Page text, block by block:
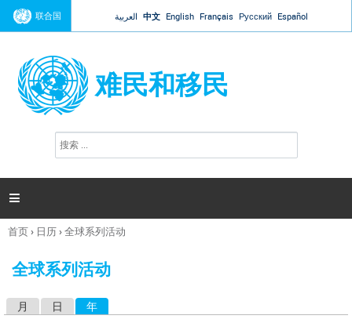
Jump to navigation
联合国 العربية 中文 English Français Русский Español
难民和移民
搜
索

你
这
首页› 日历›全球系列活动
全球系列活动
月 日 年